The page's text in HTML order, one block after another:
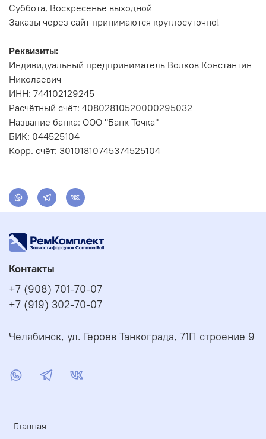
Суббота, Воскресенье выходной
Заказы через сайт принимаются круглосуточно!
Реквизиты:
Индивидуальный предприниматель Волков Константин
Николаевич
ИНН: 744102129245
Расчётный счёт: 40802810520000295032
Название банка: ООО "Банк Точка"
БИК: 044525104
Корр. счёт: 30101810745374525104
Главная
Контакты
+7 (908) 701-70-07
+7 (919) 302-70-07
Челябинск, ул. Героев Танкограда, 71П строение 9